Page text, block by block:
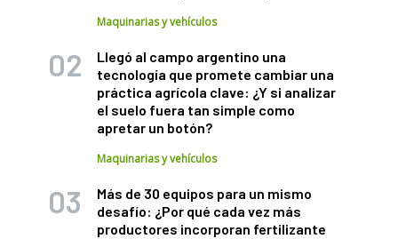
Maquinarias y vehículos
Llegó al campo argentino una
tecnología que promete cambiar una
práctica agrícola clave: ¿Y si analizar
el suelo fuera tan simple como
apretar un botón?
Maquinarias y vehículos
Más de 30 equipos para un mismo
desafío: ¿Por qué cada vez más
productores incorporan fertilizante